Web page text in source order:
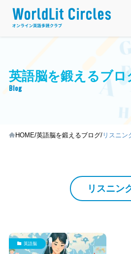
英語脳を鍛えるブロ
Blog
HOME 英語脳を鍛えるブログ リスニン
リスニン
英語脳